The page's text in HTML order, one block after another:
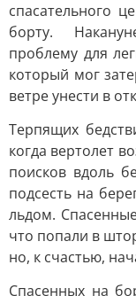
спасательного
борту.
проблему для
который мог
ветре унести в
Терпящих
когда вертолет
поисков вдоль
подсесть на
льдом.
что попали в
но, к счастью,
Спасенных на